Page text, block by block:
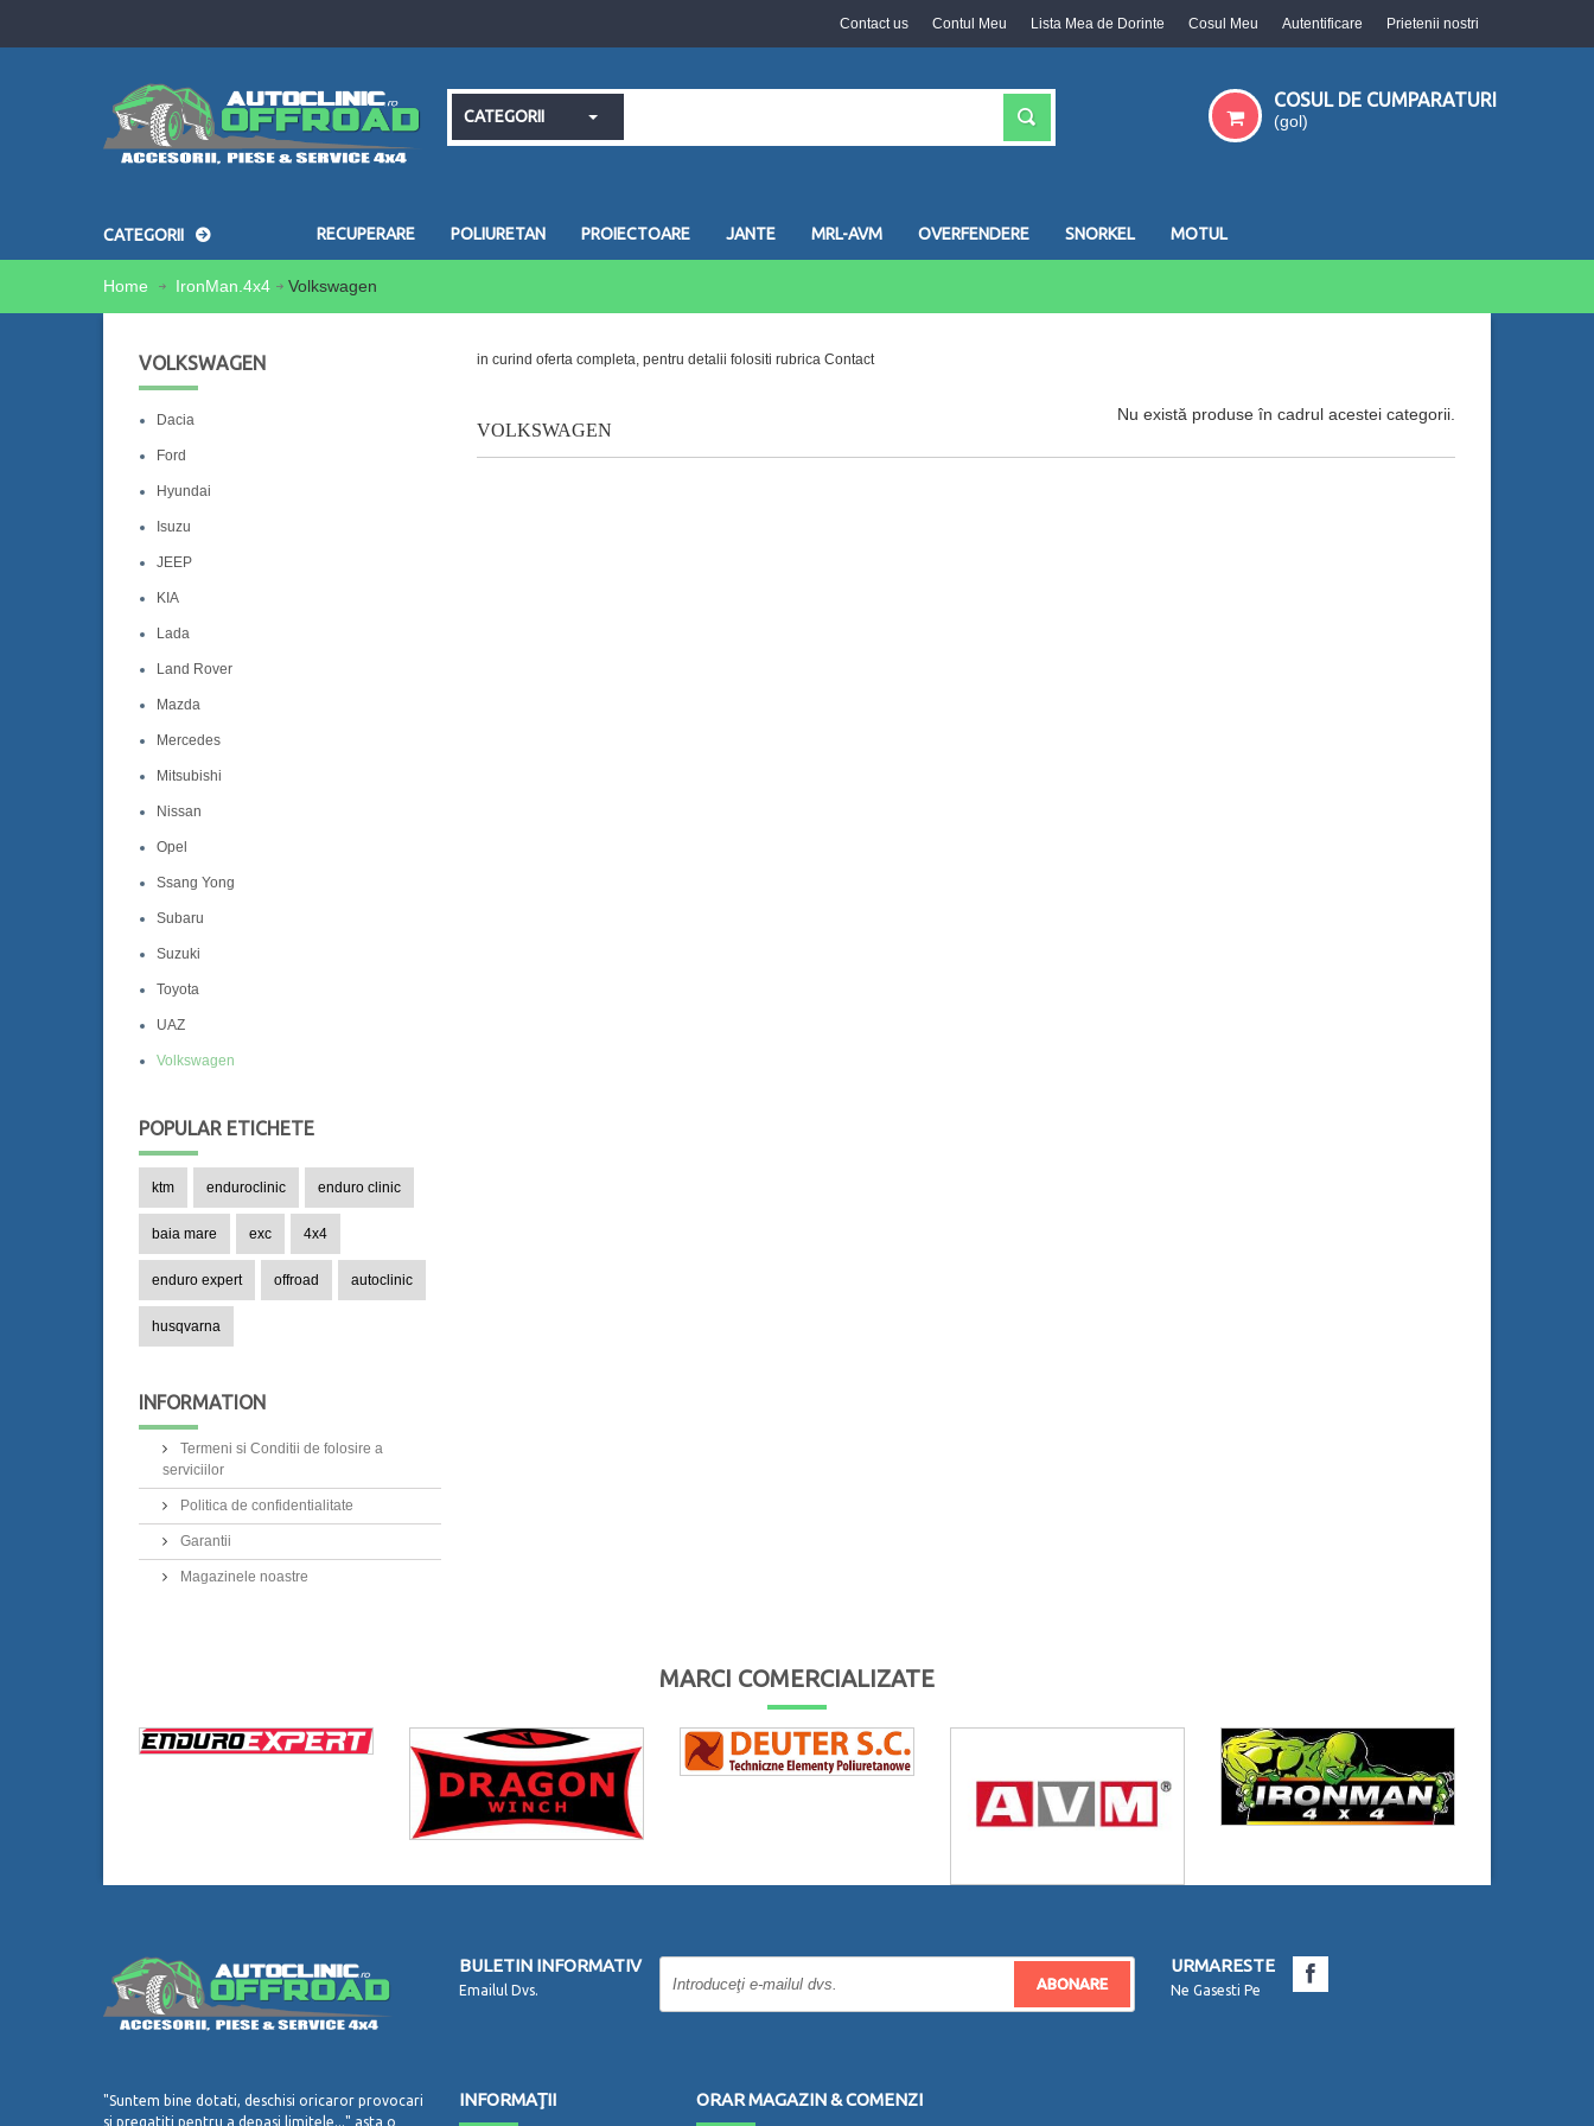
Prietenii nostri
Contact us Contul Meu Lista Mea de Dorinte Cosul Meu Autentificare
CATEGORII
COSUL DE CUMPARATURI
(gol)
CATEGORII RECUPERARE POLIURETAN PROIECTOARE JANTE MRL-AVM OVERFENDERE SNORKEL MOTUL
Home IronMan.4x4 Volkswagen
VOLKSWAGEN
Dacia
Ford
Hyundai
Isuzu
JEEP
KIA
Lada
Land Rover
Mazda
Mercedes
Mitsubishi
Nissan
Opel
Ssang Yong
Subaru
Suzuki
Toyota
UAZ
Volkswagen
POPULAR ETICHETE
ktm enduroclinic enduro clinic
baia mare exc 4x4
enduro expert offroad autoclinic
husqvarna
INFORMATION
Termeni si Conditii de folosire a
serviciilor
Politica de confidentialitate
Garantii
Magazinele noastre
in curind oferta completa, pentru detalii folositi rubrica Contact
VOLKSWAGEN
Nu există produse în cadrul acestei categorii.
MARCI COMERCIALIZATE
BULETIN INFORMATIV
Emailul Dvs. ABONARE
URMARESTE
Ne Gasesti Pe
"Suntem bine dotati, deschisi oricaror provocari
si pregatiti pentru a depasi limitele..." asta o
INFORMAŢII ORAR MAGAZIN & COMENZI